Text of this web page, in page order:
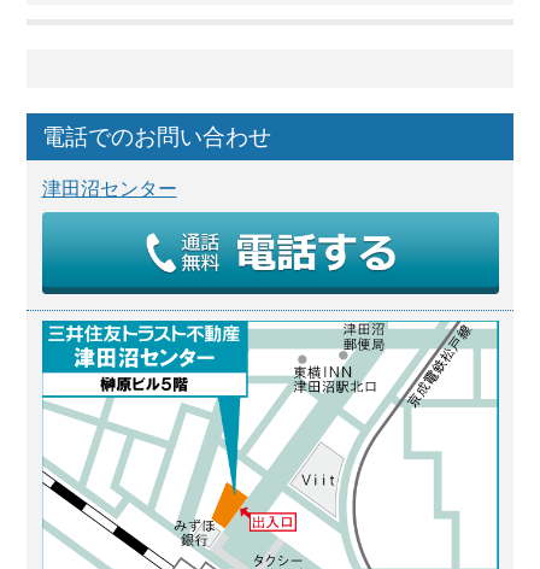
電話でのお問い合わせ
津田沼センター